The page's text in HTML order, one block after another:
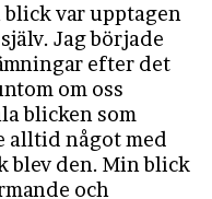
var upptagen
Jag började
efter det
om oss
blicken som
alltid något med
blev den. Min blick
och